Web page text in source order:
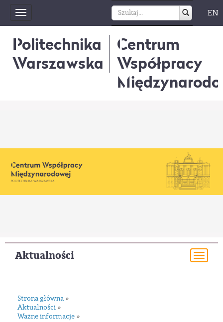
Toggle
navigation
EN
Politechnika
Warszawska
Centrum
Współpracy
Aktualności
Strona główna »
Aktualności »
Ważne informacje »